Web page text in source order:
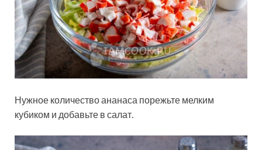
Нужное количество ананаса порежьте мелким
кубиком и добавьте в салат.